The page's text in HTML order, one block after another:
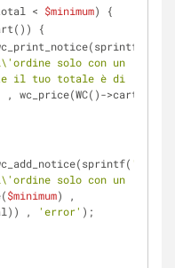
< $minimum) {
{
wc_print_notice(sprintf(
solo con un
il tuo totale è di
, wc_price(WC()->cart-
wc_add_notice(sprintf(
'È
solo con un
$minimum) ,
,
'error' );